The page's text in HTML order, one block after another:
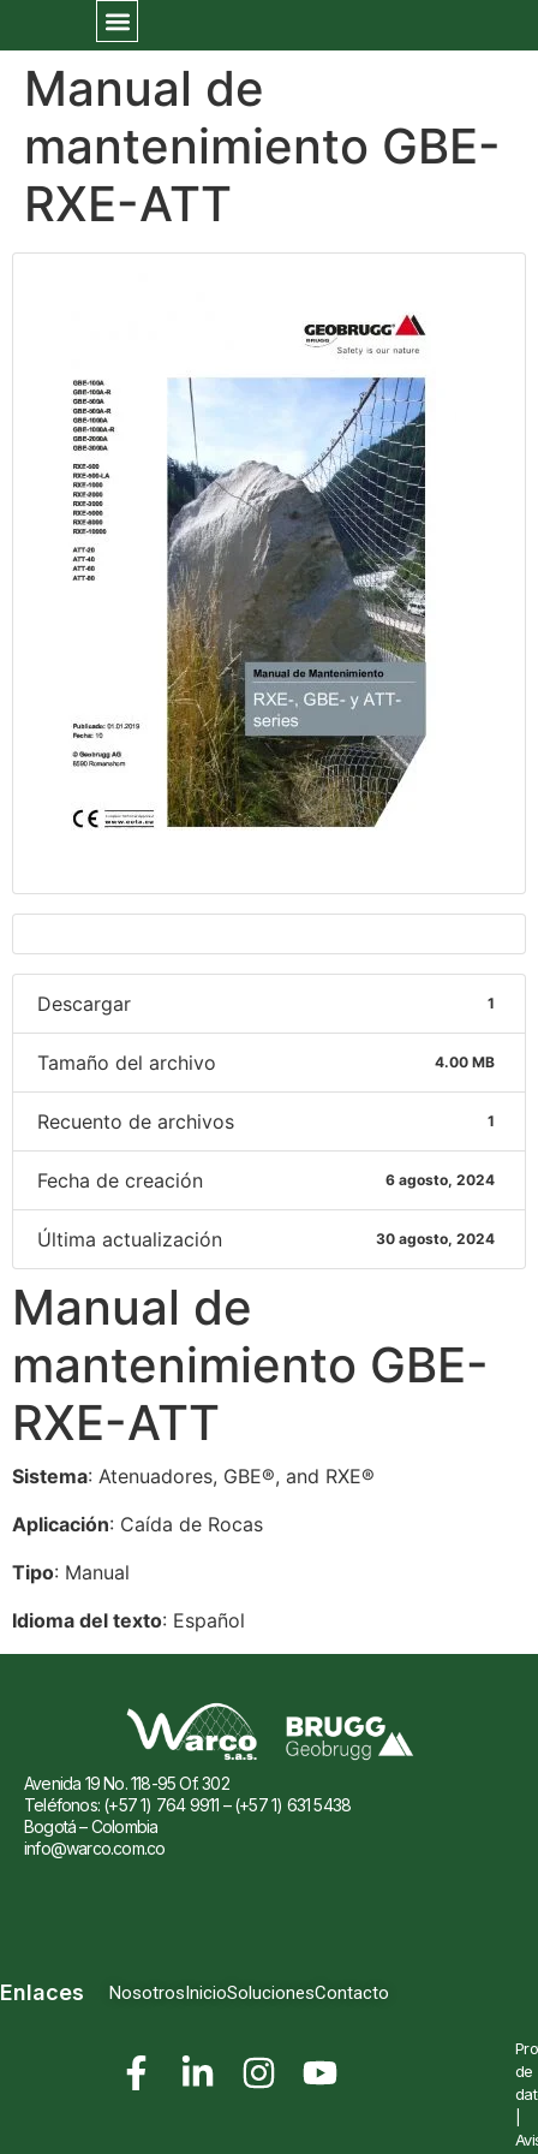
Manual de
mantenimiento GBE-
RXE-ATT
Descargar 1
Tamaño del archivo 4.00 MB
Recuento de archivos 1
Fecha de creación 6 agosto, 2024
Última actualización 30 agosto, 2024
Manual de
mantenimiento GBE-
RXE-ATT
Sistema: Atenuadores, GBE®, and RXE®
Aplicación: Caída de Rocas
Tipo: Manual
Idioma del texto: Español
Avenida 19 No. 118-95 Of. 302
Teléfonos: (+57 1) 764 9911 – (+57 1) 631 5438
Bogotá – Colombia
info@warco.com.co
Enlaces NosotrosInicioSolucionesContacto
de